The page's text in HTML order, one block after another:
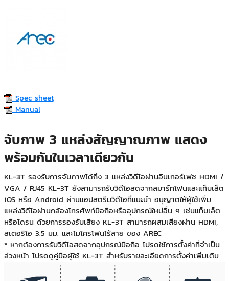
Spec sheet
Manual
จับภาพ 3 แหล่งสัญญาณภาพ แสดง
พร้อมกันในเวลาเดียวกัน
KL-3T รองรับการจับภาพได้ถึง 3 แหล่งวิดีโอผ่านอินเทอร์เฟซ HDMI /
VGA / RJ45 KL-3T ยังสามารถรับวิดีโอสดจากสมาร์ทโฟนและแท็บเล็ต
iOS หรือ Android ผ่านแอปสตรีมวิดีโอที่แนะนำ อนุญาตให้ผู้ใช้เพิ่ม
แหล่งวิดีโอผ่านกล้องโทรศัพท์มือถือหรืออุปกรณ์ใหม่อื่น ๆ เช่นแท็บเล็ต
หรือโดรน ด้วยการรองรับเสียง KL-3T สามารถผสมเสียงผ่าน HDMI,
สเตอริโอ 3.5 มม. และไมโครโฟนไร้สาย ของ AREC
* หากต้องการรับวิดีโอสดจากอุปกรณ์มือถือ โปรดใช้การตั้งค่าที่จำเป็น
ล่วงหน้า โปรดดูคู่มือผู้ใช้ KL-3T สำหรับรายละเอียดการตั้งค่าเพิ่มเติม